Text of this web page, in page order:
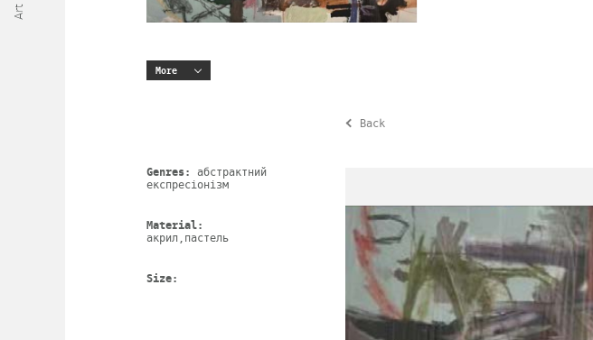
More
Back
Genres: абстрактний
експресіонізм
Material:
акрил,пастель
Size: